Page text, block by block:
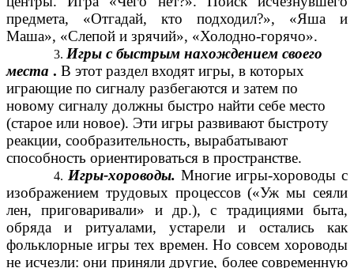
предмета, «Отгадай, кто подходил?», «Яша и
Маша», «Слепой и зрячий», «Холодно-горячо».
Игры с быстрым нахождением своего
места . В этот раздел входят игры, в которых
играющие по сигналу разбегаются и затем по
новому сигналу должны быстро найти себе место
(старое или новое). Эти игры развивают быстроту
реакции, сообразительность, вырабатывают
способность ориентироваться в пространстве.
Игры-хороводы. Многие игры-хороводы с
изображением трудовых процессов («Уж мы сеяли
лен, приговаривали» и др.), с традициями быта,
обряда и ритуалами, устарели и остались как
фольклорные игры тех времен. Но совсем хороводы
не исчезли: они приняли другие, более современную